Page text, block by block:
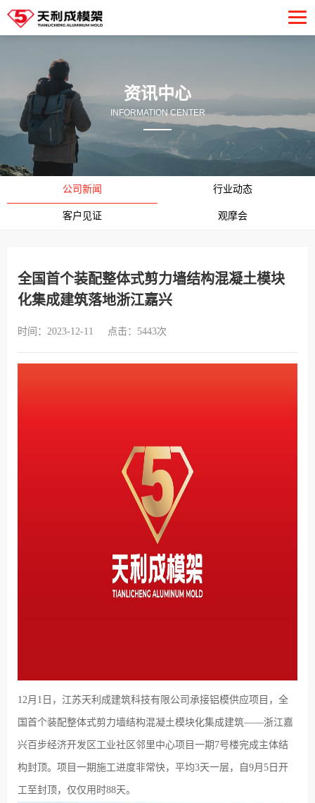
资讯中心
INFORMATION CENTER
公司新闻 行业动态
客户见证 观摩会
全国首个装配整体式剪力墙结构混凝土模块
化集成建筑落地浙江嘉兴
时间：2023-12-11 点击：5443次
12月1日，江苏天利成建筑科技有限公司承接铝模供应项目，全
国首个装配整体式剪力墙结构混凝土模块化集成建筑——浙江嘉
兴百步经济开发区工业社区邻里中心项目一期7号楼完成主体结
构封顶。项目一期施工进度非常快，平均3天一层，自9月5日开
工至封顶，仅仅用时88天。